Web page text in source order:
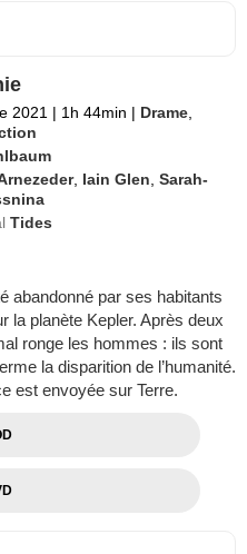
2021 | 1h 44min | Drame
, Iain Glen ,Sarah-
Tides
abandonné par ses habitants
la planète Kepler. Après deux
ronge les hommes : ils sont
la disparition de l’humanité.
est envoyée sur Terre.